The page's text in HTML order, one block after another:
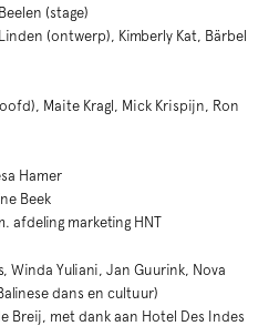
(stage)
(ontwerp), Kimberly Kat, Bärbel
Maite Kragl, Mick Krispijn, Ron
Hamer
Beek
afdeling marketing HNT
Winda Yuliani, Jan Guurink, Nova
dans en cultuur)
Breij, met dank aan Hotel Des Indes